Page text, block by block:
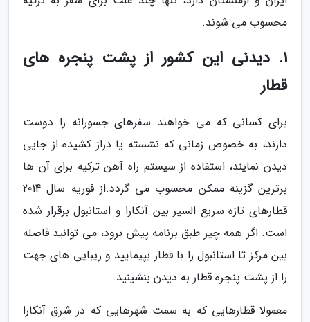
محسوب می شوند.
1. دیدنی این کشور از پشت پنجره های
قطار
برای کسانی که می خواهند سفرهای جسورانه را دوست
دارند، به خصوص زمانی که نشسته یا دراز کشیده از جایی
دیدن نمایند، استفاده از سیستم راه آهن ترکیه برای آن ها
برترین گزینه ممکن محسوب می گردد.از فوریه سال 2014
قطارهای تازه سریع السیر بین آنکارا و استانبول برقرار شده
است. اگر همه چیز طبق برنامه پیش برود، می توانید فاصله
بین مرکز تا استانبول را با قطار بپیمایید و زیبایی های جهت
را از پشت پنجره قطار به دیدن بنشینید.
معمولا قطارهایی که به سمت شهرهایی که در شرق آنکارا